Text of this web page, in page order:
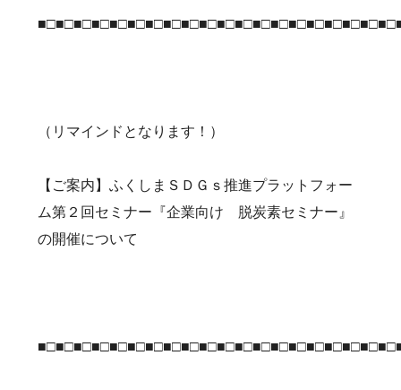
（リマインドとなります！）
【ご案内】ふくしまＳＤＧｓ推進プラットフォー
ム第２回セミナー『企業向け 脱炭素セミナー』
の開催について